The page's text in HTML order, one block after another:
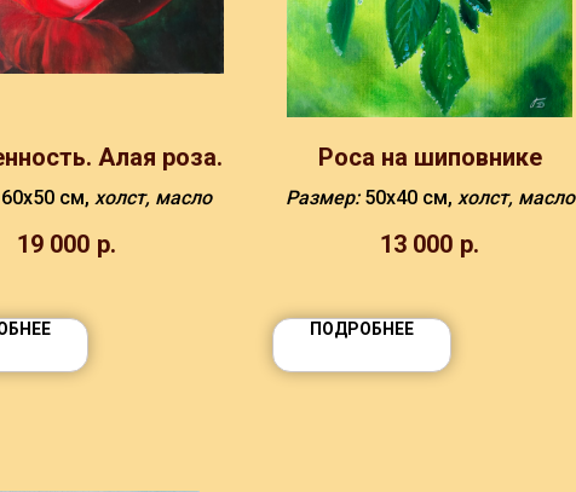
Алая роза.
60х50 см, холст, масло
19 000 р.
Роса на шиповнике
Размер: 50х40 см, холст, масло
13 000 р.
ПОДРОБНЕЕ